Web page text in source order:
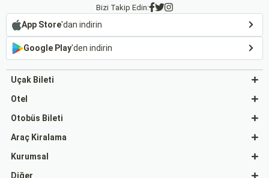
Bizi Takip Edin:
App Store'dan indirin
Google Play'den indirin
Uçak Bileti
Otel
Otobüs Bileti
Araç Kiralama
Kurumsal
Diğer